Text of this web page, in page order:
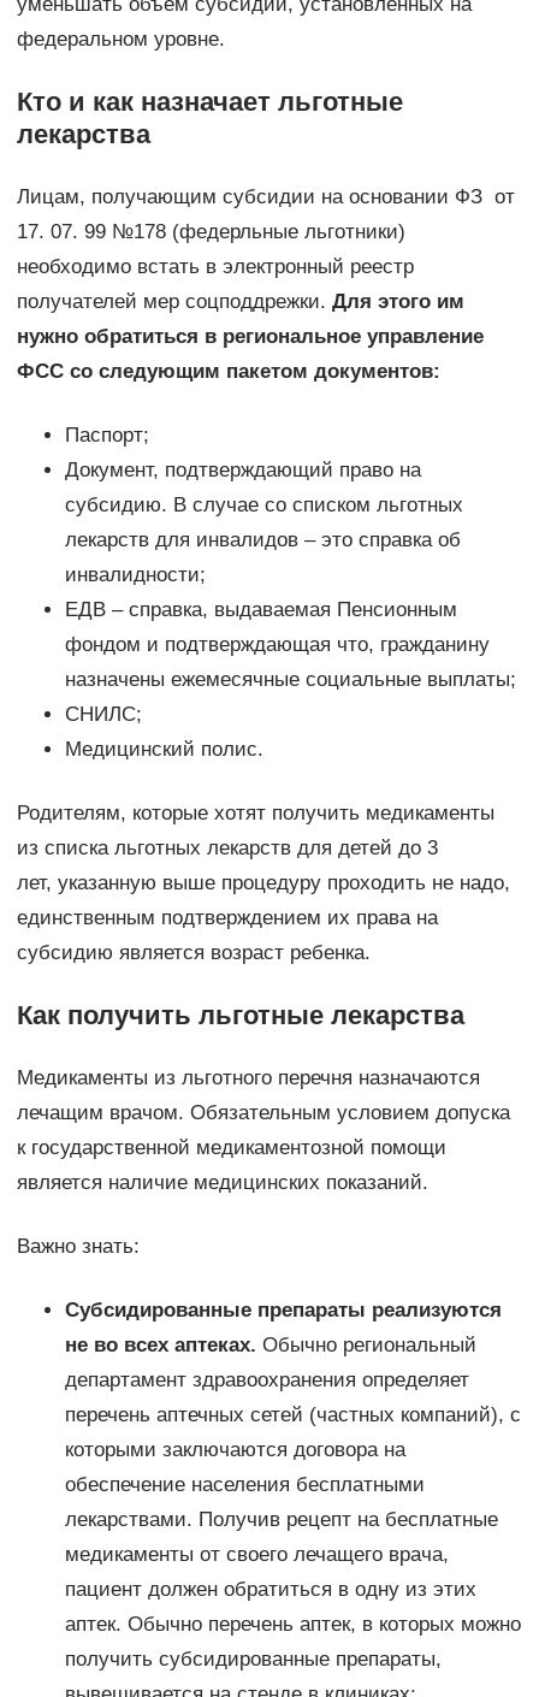
уменьшать объем субсидий, установленных на
федеральном уровне.
Кто и как назначает льготные
лекарства
Лицам, получающим субсидии на основании ФЗ от
17. 07. 99 №178 (федерльные льготники)
необходимо встать в электронный реестр
получателей мер соцподдрежки. Для этого им
нужно обратиться в региональное управление
ФСС со следующим пакетом документов:
Паспорт;
Документ, подтверждающий право на
субсидию. В случае со списком льготных
лекарств для инвалидов – это справка об
инвалидности;
ЕДВ – справка, выдаваемая Пенсионным
фондом и подтверждающая что, гражданину
назначены ежемесячные социальные выплаты;
СНИЛС;
Медицинский полис.
Родителям, которые хотят получить медикаменты
из списка льготных лекарств для детей до 3
лет, указанную выше процедуру проходить не надо,
единственным подтверждением их права на
субсидию является возраст ребенка.
Как получить льготные лекарства
Медикаменты из льготного перечня назначаются
лечащим врачом. Обязательным условием допуска
к государственной медикаментозной помощи
является наличие медицинских показаний.
Важно знать:
Субсидированные препараты реализуются
не во всех аптеках. Обычно региональный
департамент здравоохранения определяет
перечень аптечных сетей (частных компаний), с
которыми заключаются договора на
обеспечение населения бесплатными
лекарствами. Получив рецепт на бесплатные
медикаменты от своего лечащего врача,
пациент должен обратиться в одну из этих
аптек. Обычно перечень аптек, в которых можно
получить субсидированные препараты,